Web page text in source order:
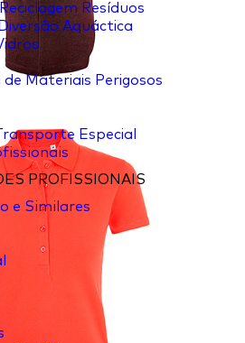
Resíduos
Aquáctica
Materiais Perigosos
Especial
PROFISSIONAIS
e Similares